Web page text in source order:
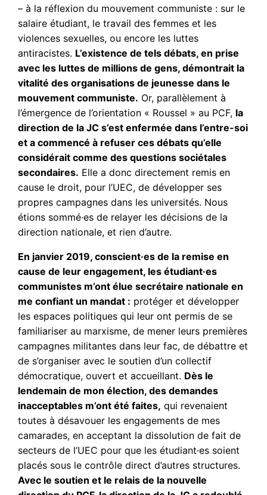
– à la réflexion du mouvement communiste : sur le
salaire étudiant, le travail des femmes et les
violences sexuelles, ou encore les luttes
antiracistes. L’existence de tels débats, en prise
avec les luttes de millions de gens, démontrait la
vitalité des organisations de jeunesse dans le
mouvement communiste. Or, parallèlement à
l’émergence de l’orientation « Roussel » au PCF, la
direction de la JC s’est enfermée dans l’entre-soi
et a commencé à refuser ces débats qu’elle
considérait comme des questions sociétales
secondaires. Elle a donc directement remis en
cause le droit, pour l’UEC, de développer ses
propres campagnes dans les universités. Nous
étions sommé·es de relayer les décisions de la
direction nationale, et rien d’autre.
En janvier 2019, conscient·es de la remise en
cause de leur engagement, les étudiant·es
communistes m’ont élue secrétaire nationale en
me confiant un mandat : protéger et développer
les espaces politiques qui leur ont permis de se
familiariser au marxisme, de mener leurs premières
campagnes militantes dans leur fac, de débattre et
de s’organiser avec le soutien d’un collectif
démocratique, ouvert et accueillant. Dès le
lendemain de mon élection, des demandes
inacceptables m’ont été faites, qui revenaient
toutes à désavouer les engagements de mes
camarades, en acceptant la dissolution de fait de
secteurs de l’UEC pour que les étudiant·es soient
placés sous le contrôle direct d’autres structures.
Avec le soutien et le relais de la nouvelle